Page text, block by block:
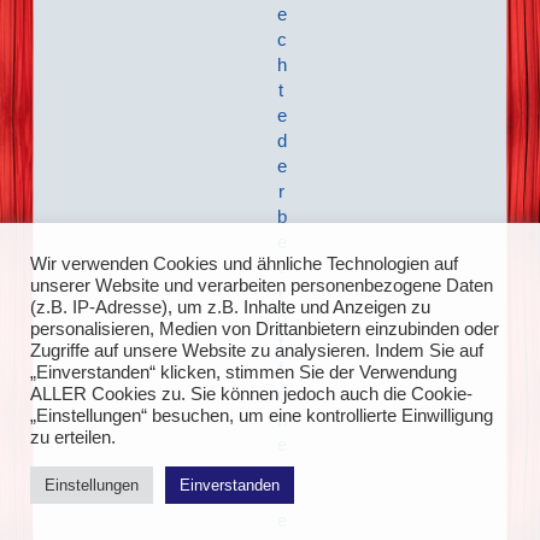
e
c
h
t
e
d
e
r
b
t
r
o
f
f
e
n
n
P
Wir verwenden Cookies und ähnliche Technologien auf
unserer Website und verarbeiten personenbezogene Daten
(z.B. IP-Adresse), um z.B. Inhalte und Anzeigen zu
personalisieren, Medien von Drittanbietern einzubinden oder
Zugriffe auf unsere Website zu analysieren. Indem Sie auf
„Einverstanden“ klicken, stimmen Sie der Verwendung
ALLER Cookies zu. Sie können jedoch auch die Cookie-
„Einstellungen“ besuchen, um eine kontrollierte Einwilligung
zu erteilen.
Einstellungen Einverstanden